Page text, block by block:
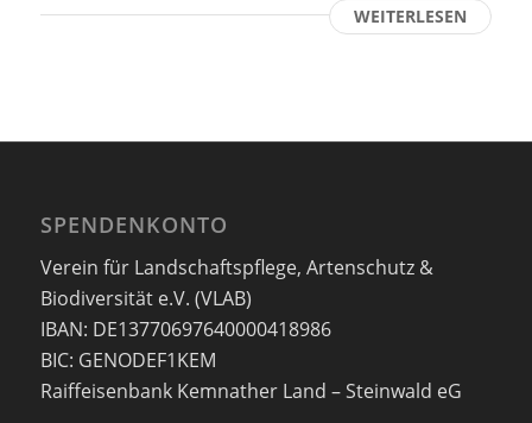
WEITERLESEN
SPENDENKONTO
Verein für Landschaftspflege, Artenschutz &
Biodiversität e.V. (VLAB)
IBAN: DE13770697640000418986
BIC: GENODEF1KEM
Raiffeisenbank Kemnather Land – Steinwald eG